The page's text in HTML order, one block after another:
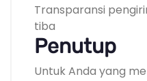
Transparansi
tiba
Penutup
Untuk Anda yang